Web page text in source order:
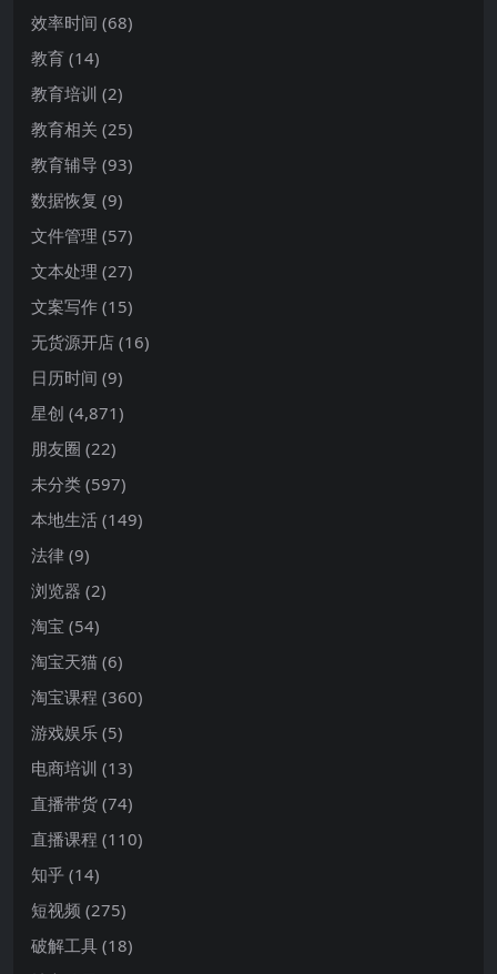
效率时间 (68)
教育 (14)
教育培训 (2)
教育相关 (25)
教育辅导 (93)
数据恢复 (9)
文件管理 (57)
文本处理 (27)
文案写作 (15)
无货源开店 (16)
日历时间 (9)
星创 (4,871)
朋友圈 (22)
未分类 (597)
本地生活 (149)
法律 (9)
浏览器 (2)
淘宝 (54)
淘宝天猫 (6)
淘宝课程 (360)
游戏娱乐 (5)
电商培训 (13)
直播带货 (74)
直播课程 (110)
知乎 (14)
短视频 (275)
破解工具 (18)